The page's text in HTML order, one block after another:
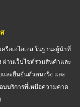
รือเอไอเอส ในฐานะผู้นำที่
านเว็บไซต์รวมสินค้าและ
และยืนยันตัวตนจริง และ
บบริการที่เหนือความคาด